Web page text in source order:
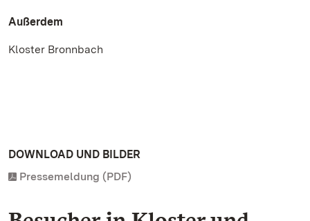
Außerdem
Kloster Bronnbach
DOWNLOAD UND BILDER
Pressemeldung (PDF)